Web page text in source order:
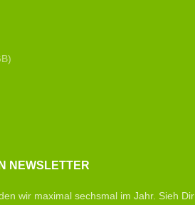
NEWSLETTER
wir maximal sechsmal im Jahr. Sieh Dir